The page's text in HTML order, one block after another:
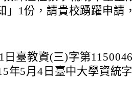
」1份，請貴校踴躍申請
臺教資(三)字第
年5月4日臺中大學資統